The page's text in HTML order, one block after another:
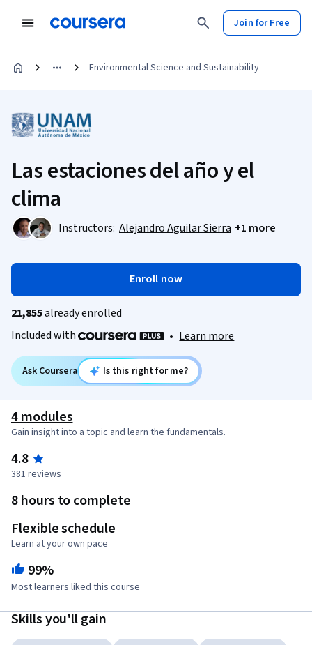
Join for Free
Environmental Science and Sustainability
Las estaciones del año y el
clima
Instructors: Alejandro Aguilar Sierra +1 more
Enroll now
21,855already enrolled
Included with
• Learn more
Ask Coursera Is this right for me?
4 modules
Gain insight into a topic and learn the fundamentals.
4.8
381 reviews
8 hours to complete
Flexible schedule
Learn at your own pace
99%
Most learners liked this course
Skills you'll gain